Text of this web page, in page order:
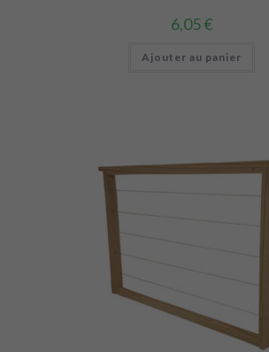
6,05€
Ajouter au panier